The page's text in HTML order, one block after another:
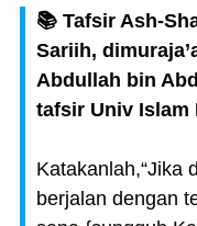
📚 Tafsir Ash-
Sariih,
Abdullah bin
tafsir Univ Islam
Katakanlah,“Jika
berjalan dengan